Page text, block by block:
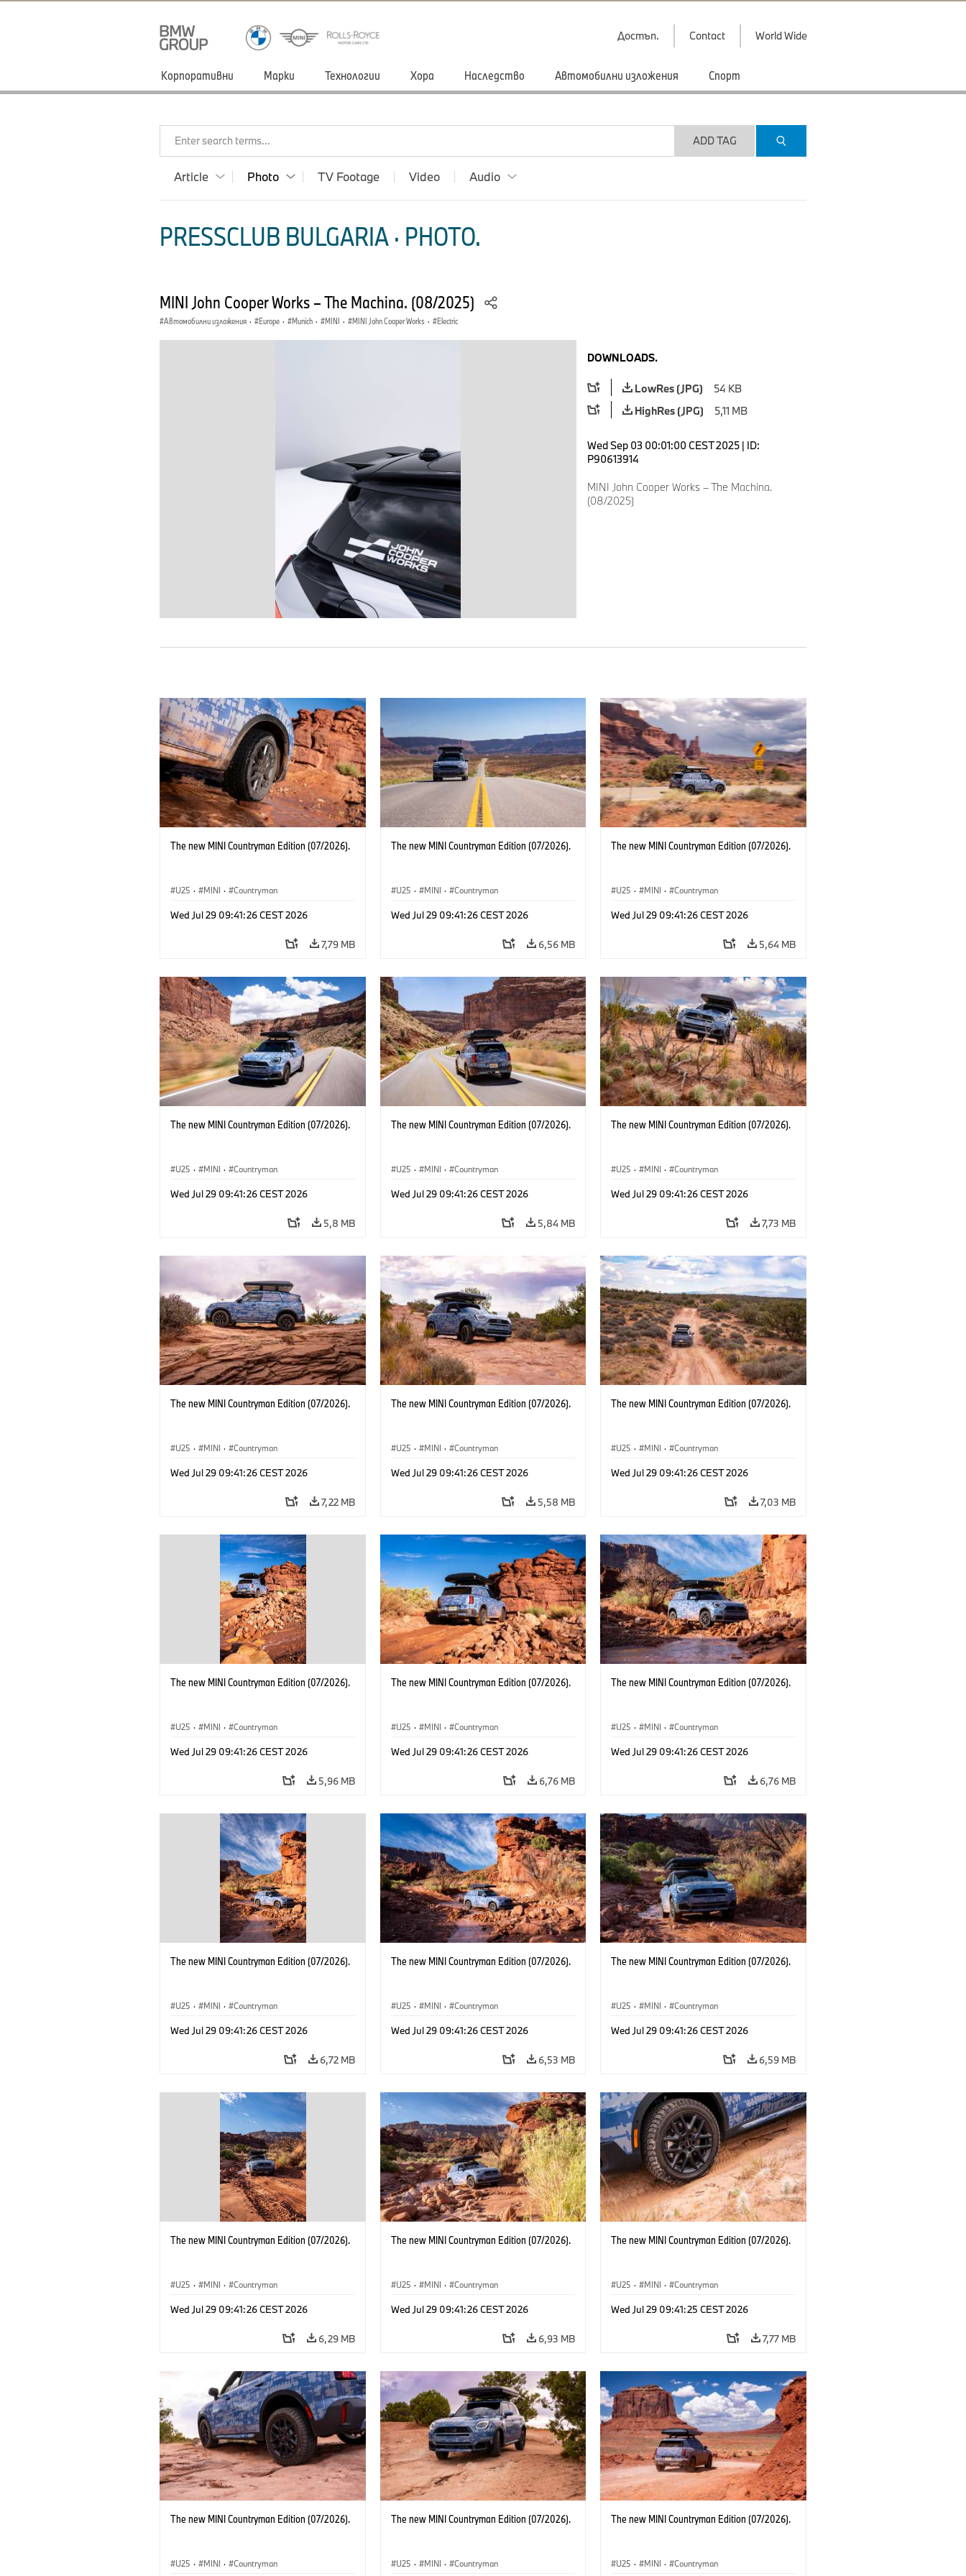
Достъп. Contact World Wide
Корпоративни Марки Технологии Хора Наследство Автомобилни изложения Спорт
Enter search terms... ADD TAG
Article Photo TV Footage Video Audio
PRESSCLUB BULGARIA · PHOTO.
MINI John Cooper Works – The Machina. (08/2025)
Автомобилни изложения · Europe · Munich · MINI · MINI John Cooper Works · Electric
DOWNLOADS.
LowRes (JPG)
54 KB
HighRes (JPG)
5,11 MB
Wed Sep 03 00:01:00 CEST 2025 | ID:
P90613914
MINI John Cooper Works – The Machina.
(08/2025)
The new MINI Countryman Edition (07/2026).
U25 · MINI · Countryman
Wed Jul 29 09:41:26 CEST 2026
7,79 MB
The new MINI Countryman Edition (07/2026).
U25 · MINI · Countryman
Wed Jul 29 09:41:26 CEST 2026
6,56 MB
The new MINI Countryman Edition (07/2026).
U25 · MINI · Countryman
Wed Jul 29 09:41:26 CEST 2026
5,64 MB
The new MINI Countryman Edition (07/2026).
U25 · MINI · Countryman
Wed Jul 29 09:41:26 CEST 2026
5,8 MB
The new MINI Countryman Edition (07/2026).
U25 · MINI · Countryman
Wed Jul 29 09:41:26 CEST 2026
5,84 MB
The new MINI Countryman Edition (07/2026).
U25 · MINI · Countryman
Wed Jul 29 09:41:26 CEST 2026
7,73 MB
The new MINI Countryman Edition (07/2026).
U25 · MINI · Countryman
Wed Jul 29 09:41:26 CEST 2026
7,22 MB
The new MINI Countryman Edition (07/2026).
U25 · MINI · Countryman
Wed Jul 29 09:41:26 CEST 2026
5,58 MB
The new MINI Countryman Edition (07/2026).
U25 · MINI · Countryman
Wed Jul 29 09:41:26 CEST 2026
7,03 MB
The new MINI Countryman Edition (07/2026).
U25 · MINI · Countryman
Wed Jul 29 09:41:26 CEST 2026
5,96 MB
The new MINI Countryman Edition (07/2026).
U25 · MINI · Countryman
Wed Jul 29 09:41:26 CEST 2026
6,76 MB
The new MINI Countryman Edition (07/2026).
U25 · MINI · Countryman
Wed Jul 29 09:41:26 CEST 2026
6,76 MB
The new MINI Countryman Edition (07/2026).
U25 · MINI · Countryman
Wed Jul 29 09:41:26 CEST 2026
6,72 MB
The new MINI Countryman Edition (07/2026).
U25 · MINI · Countryman
Wed Jul 29 09:41:26 CEST 2026
6,53 MB
The new MINI Countryman Edition (07/2026).
U25 · MINI · Countryman
Wed Jul 29 09:41:26 CEST 2026
6,59 MB
The new MINI Countryman Edition (07/2026).
U25 · MINI · Countryman
Wed Jul 29 09:41:26 CEST 2026
6,29 MB
The new MINI Countryman Edition (07/2026).
U25 · MINI · Countryman
Wed Jul 29 09:41:26 CEST 2026
6,93 MB
The new MINI Countryman Edition (07/2026).
U25 · MINI · Countryman
Wed Jul 29 09:41:25 CEST 2026
7,77 MB
The new MINI Countryman Edition (07/2026).
U25 · MINI · Countryman
The new MINI Countryman Edition (07/2026).
U25 · MINI · Countryman
The new MINI Countryman Edition (07/2026).
U25 · MINI · Countryman